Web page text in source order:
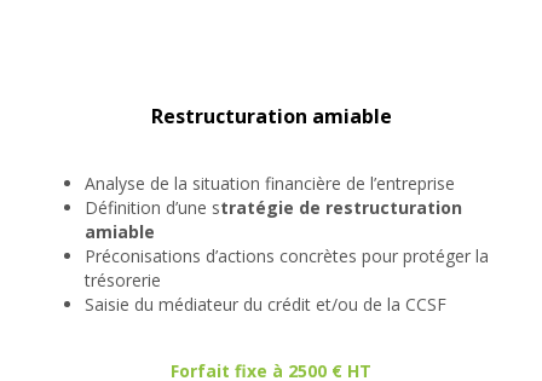
Restructuration amiable
Analyse de la situation financière de l’entreprise
Définition d’une stratégie de restructuration
amiable
Préconisations d’actions concrètes pour protéger la
trésorerie
Saisie du médiateur du crédit et/ou de la CCSF
Forfait fixe à 2500 € HT